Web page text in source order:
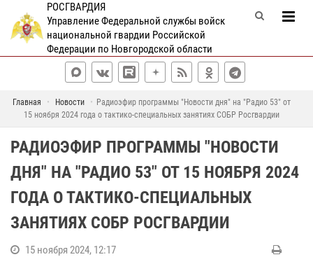
РОСГВАРДИЯ
Управление Федеральной службы войск
национальной гвардии Российской
Федерации по Новгородской области
Главная Новости
Радиоэфир программы "Новости дня" на "Радио 53" от
15 ноября 2024 года о тактико-специальных занятиях СОБР Росгвардии
РАДИОЭФИР ПРОГРАММЫ "НОВОСТИ
ДНЯ" НА "РАДИО 53" ОТ 15 НОЯБРЯ 2024
ГОДА О ТАКТИКО-СПЕЦИАЛЬНЫХ
ЗАНЯТИЯХ СОБР РОСГВАРДИИ
15 ноября 2024, 12:17